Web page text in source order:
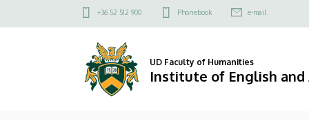
Institute
to
Felső
menü
+36 52 512 900 Phonebook e-mail
UD Faculty of Humanities
Institute of English and